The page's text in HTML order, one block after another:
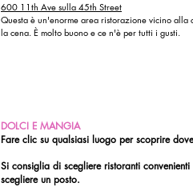
600 11th Ave sulla 45th Street
Questa è un'enorme area ristorazione vicino
la cena. È molto buono e ce n'è per tutti i gusti.
DOLCI E MANGIA
Fare clic su qualsiasi luogo per scoprire
Si consiglia di scegliere ristoranti
scegliere un posto.